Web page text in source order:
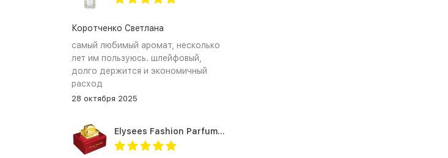
Коротченко Светлана
самый любимый аромат, несколько
лет им пользуюсь. шлейфовый,
долго держится и экономичный
расход
28 октября 2025
Elysees Fashion Parfums Purity Vanilla